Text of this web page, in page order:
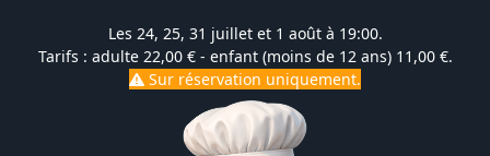
Les 24, 25, 31 juillet et 1 août à 19:00.
Tarifs : adulte 22,00 € - enfant (moins de 12 ans) 11,00 €.
Sur réservation uniquement.